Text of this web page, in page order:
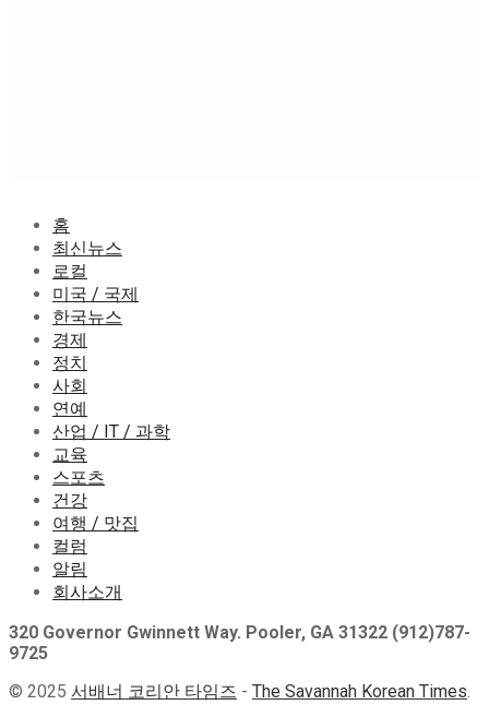
홈
최신뉴스
로컬
미국 / 국제
한국뉴스
경제
정치
사회
연예
산업 / IT / 과학
교육
스포츠
건강
여행 / 맛집
컬럼
알림
회사소개
320 Governor Gwinnett Way. Pooler, GA 31322 (912)787-
9725
© 2025 서배너 코리안 타임즈 - The Savannah Korean Times.